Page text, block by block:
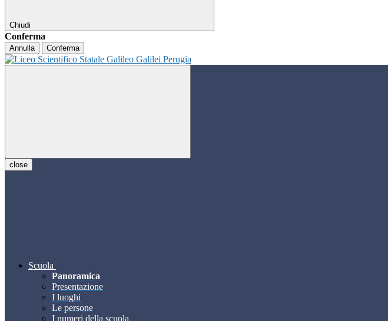
Chiudi
Conferma
Annulla Conferma
close
Scuola
Panoramica
Presentazione
I luoghi
Le persone
I numeri della scuola